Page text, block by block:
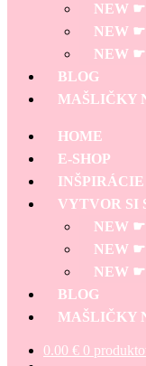
NEW ☛
NEW ☛
NEW ☛
BLOG
MAŠLIČKY
HOME
E-SHOP
INŠPIRÁCIE
VYTVOR SI
NEW ☛
NEW ☛
NEW ☛
BLOG
MAŠLIČKY
0.00 € 0